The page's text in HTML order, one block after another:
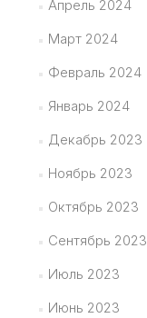
Апрель 2024
Март 2024
Февраль 2024
Январь 2024
Декабрь 2023
Ноябрь 2023
Октябрь 2023
Сентябрь 2023
Июль 2023
Июнь 2023